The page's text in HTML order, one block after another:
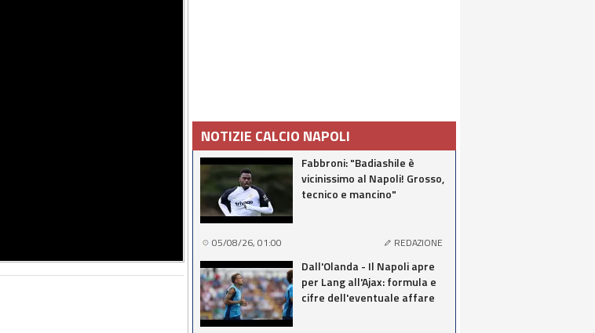
NOTIZIE CALCIO NAPOLI
Fabbroni: "Badiashile è
vicinissimo al Napoli! Grosso,
tecnico e mancino"
05/08/26, 01:00 REDAZIONE
Dall'Olanda - Il Napoli apre
per Lang all'Ajax: formula e
cifre dell'eventuale affare